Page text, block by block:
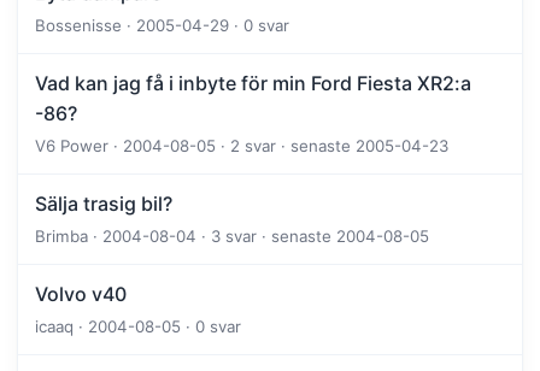
Bossenisse · 2005-04-29 · 0 svar
Vad kan jag få i inbyte för min Ford Fiesta XR2:a
-86?
V6 Power · 2004-08-05 · 2 svar · senaste 2005-04-23
Sälja trasig bil?
Brimba · 2004-08-04 · 3 svar · senaste 2004-08-05
Volvo v40
icaaq · 2004-08-05 · 0 svar